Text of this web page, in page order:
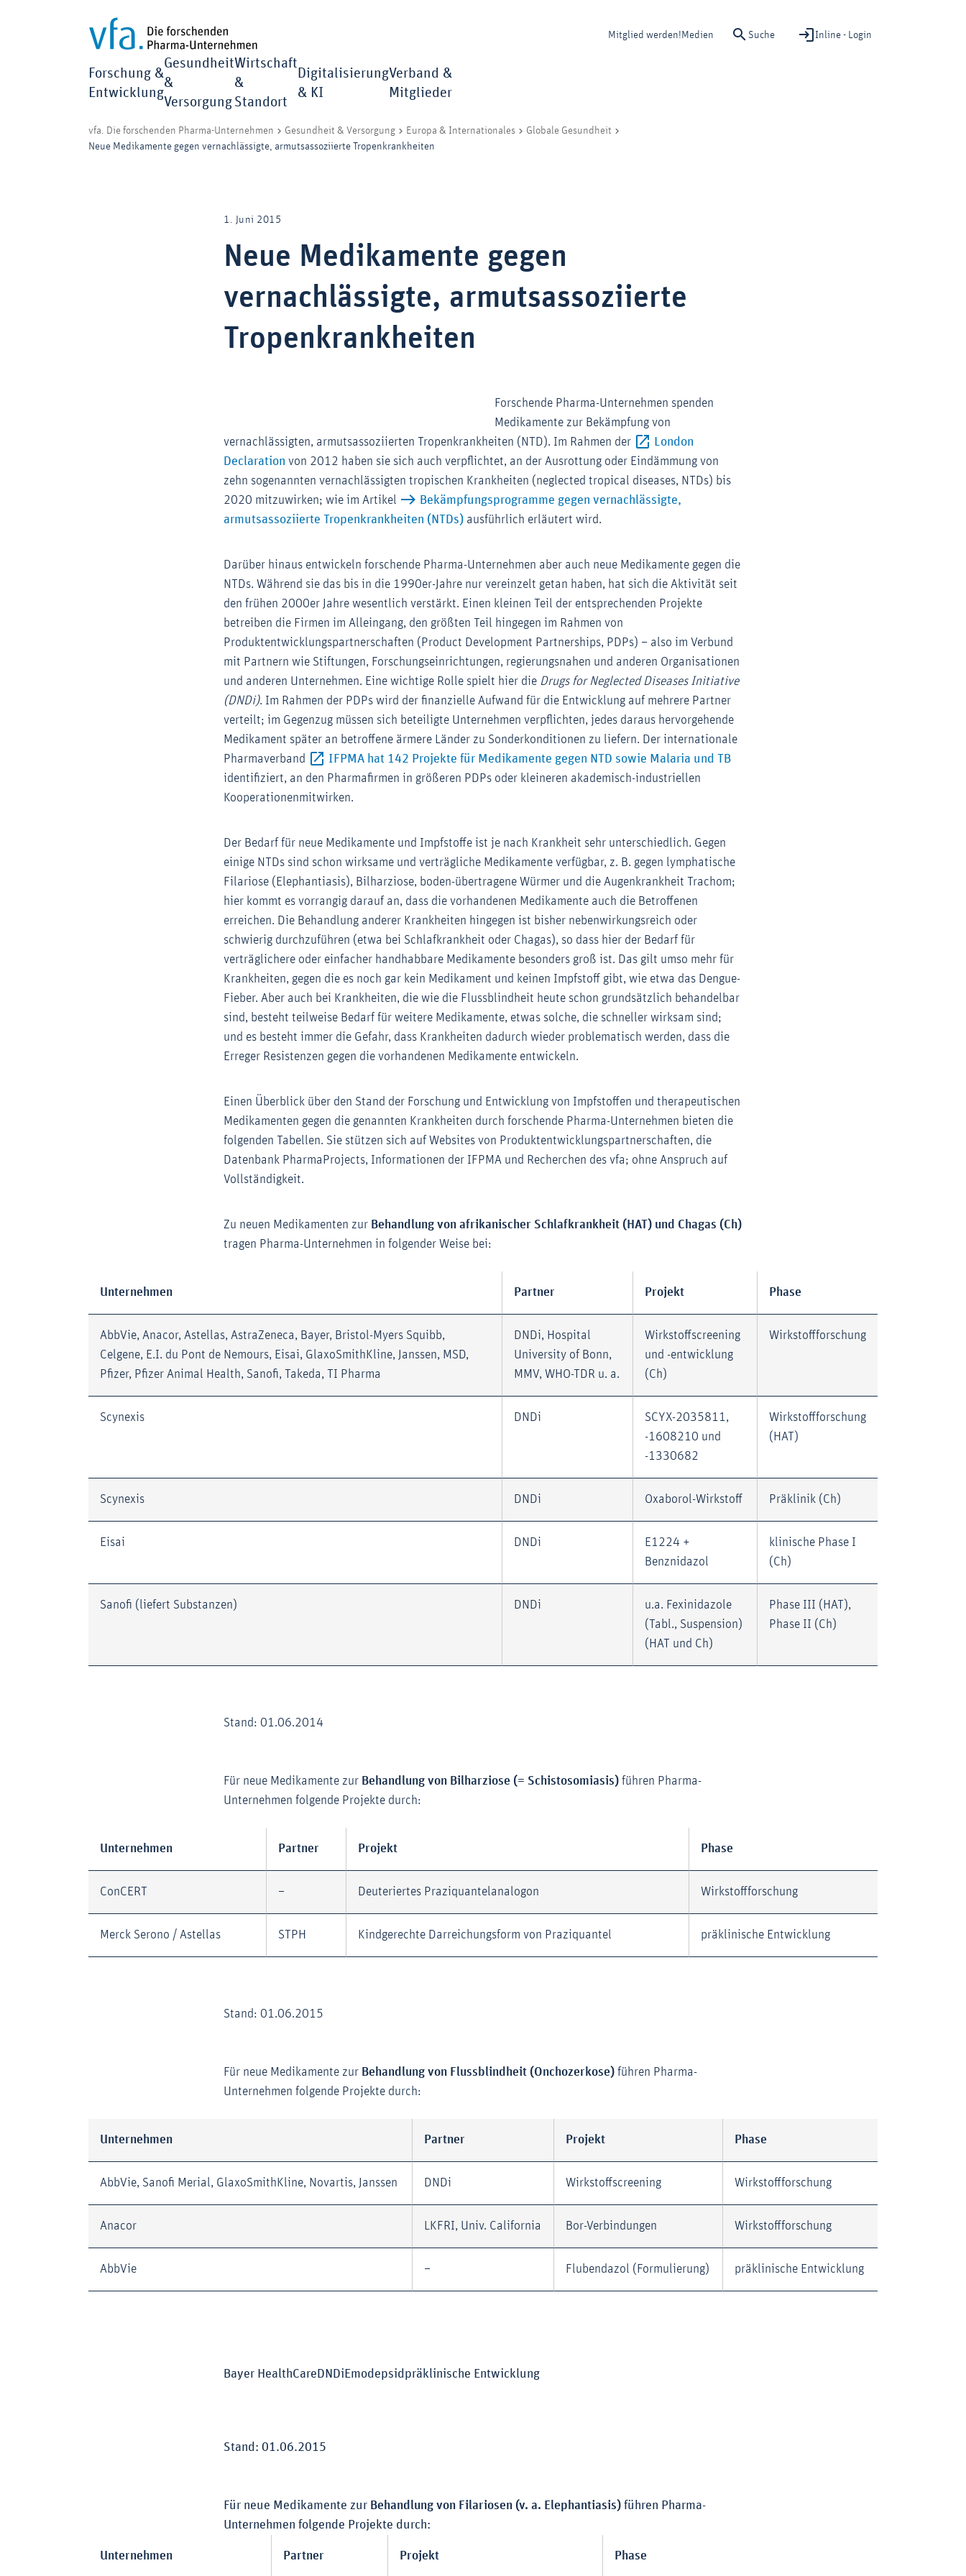
Mitglied werden! Medien Suche Inline - Login
Forschung &
Entwicklung
Gesundheit
&
Versorgung
Wirtschaft
&
Standort
Digitalisierung
& KI
Verband &
Mitglieder
vfa. Die forschenden Pharma-Unternehmen Gesundheit & Versorgung Europa & Internationales
Globale Gesundheit
Neue Medikamente gegen vernachlässigte, armutsassoziierte Tropenkrankheiten
1. Juni 2015
Neue Medikamente gegen
vernachlässigte, armutsassoziierte
Tropenkrankheiten
Forschende Pharma-Unternehmen spenden
Medikamente zur Bekämpfung von
vernachlässigten, armutsassoziierten Tropenkrankheiten (NTD). Im Rahmen der
London
Declaration Externer-Link (Öffnet im neuen Fenster)
von 2012 haben sie sich auch verpflichtet, an der Ausrottung oder Eindämmung von
zehn sogenannten vernachlässigten tropischen Krankheiten (neglected tropical diseases, NTDs) bis
2020 mitzuwirken; wie im Artikel
Bekämpfungsprogramme gegen vernachlässigte,
armutsassoziierte Tropenkrankheiten (NTDs) ausführlich erläutert wird.
Darüber hinaus entwickeln forschende Pharma-Unternehmen aber auch neue Medikamente gegen die
NTDs. Während sie das bis in die 1990er-Jahre nur vereinzelt getan haben, hat sich die Aktivität seit
den frühen 2000er Jahre wesentlich verstärkt. Einen kleinen Teil der entsprechenden Projekte
betreiben die Firmen im Alleingang, den größten Teil hingegen im Rahmen von
Produkt­entwicklungspartnerschaften (Product Development Partnerships, PDPs) – also im Verbund
mit Partnern wie Stiftungen, Forschungseinrichtungen, regierungsnahen und anderen Organisationen
und anderen Unternehmen. Eine wichtige Rolle spielt hier die Drugs for Neglected Diseases Initiative
(DNDi). Im Rahmen der PDPs wird der finanzielle Aufwand für die Entwicklung auf mehrere Partner
verteilt; im Gegenzug müssen sich beteiligte Unternehmen verpflichten, jedes daraus hervorgehende
Medikament später an betroffene ärmere Länder zu Sonderkonditionen zu liefern. Der internationale
Pharmaverband
IFPMA hat 142 Projekte für Medikamente gegen NTD sowie Malaria und TBExterner-Link (Öffnet im neuen Fenster)
identifiziert, an den Pharmafirmen in größeren PDPs oder kleineren akademisch-industriellen
Kooperationenmitwirken.
Der Bedarf für neue Medikamente und Impfstoffe ist je nach Krankheit sehr unterschiedlich. Gegen
einige NTDs sind schon wirksame und verträgliche Medikamente verfügbar, z. B. gegen lymphatische
Filariose (Elephantiasis), Bilharziose, boden-übertragene Würmer und die Augenkrankheit Trachom;
hier kommt es vorrangig darauf an, dass die vorhandenen Medikamente auch die Betroffenen
erreichen. Die Behandlung anderer Krankheiten hingegen ist bisher nebenwirkungsreich oder
schwierig durchzuführen (etwa bei Schlafkrankheit oder Chagas), so dass hier der Bedarf für
verträglichere oder einfacher handhabbare Medikamente besonders groß ist. Das gilt umso mehr für
Krankheiten, gegen die es noch gar kein Medikament und keinen Impfstoff gibt, wie etwa das Dengue-
Fieber. Aber auch bei Krankheiten, die wie die Flussblindheit heute schon grundsätzlich behandelbar
sind, besteht teilweise Bedarf für weitere Medikamente, etwas solche, die schneller wirksam sind;
und es besteht immer die Gefahr, dass Krankheiten dadurch wieder problematisch werden, dass die
Erreger Resistenzen gegen die vorhandenen Medikamente entwickeln.
Einen Überblick über den Stand der Forschung und Entwicklung von Impfstoffen und therapeutischen
Medikamenten gegen die genannten Krankheiten durch forschende Pharma-Unternehmen bieten die
folgenden Tabellen. Sie stützen sich auf Websites von Produktentwicklungspartnerschaften, die
Datenbank PharmaProjects, Informationen der IFPMA und Recherchen des vfa; ohne Anspruch auf
Vollständigkeit.
Zu neuen Medikamenten zur Behandlung von afrikanischer Schlafkrankheit (HAT) und Chagas (Ch)
tragen Pharma-Unternehmen in folgender Weise bei:
Unternehmen Partner Projekt Phase
AbbVie, Anacor, Astellas, AstraZeneca, Bayer, Bristol-Myers Squibb,
Celgene, E.I. du Pont de Nemours, Eisai, GlaxoSmithKline, Janssen, MSD,
Pfizer, Pfizer Animal Health, Sanofi, Takeda, TI Pharma
DNDi, Hospital
University of Bonn,
MMV, WHO-TDR u. a.
Wirkstoffscreening
und -entwicklung
(Ch)
Wirkstoffforschung
Scynexis DNDi
SCYX-2035811,
-1608210 und
-1330682
Wirkstoffforschung
(HAT)
Scynexis DNDi Oxaborol-Wirkstoff Präklinik (Ch)
Eisai DNDi
E1224 +
Benznidazol
klinische Phase I
(Ch)
Sanofi (liefert Substanzen) DNDi
u.a. Fexinidazole
(Tabl., Suspension)
(HAT und Ch)
Phase III (HAT),
Phase II (Ch)
Stand: 01.06.2014
Für neue Medikamente zur Behandlung von Bilharziose (= Schistosomiasis) führen Pharma-
Unternehmen folgende Projekte durch:
Unternehmen Partner Projekt Phase
ConCERT – Deuteriertes Praziquantelanalogon Wirkstoffforschung
Merck Serono / Astellas STPH Kindgerechte Darreichungsform von Praziquantel präklinische Entwicklung
Stand: 01.06.2015
Für neue Medikamente zur Behandlung von Flussblindheit (Onchozerkose) führen Pharma-
Unternehmen folgende Projekte durch:
Unternehmen Partner Projekt Phase
AbbVie, Sanofi Merial, GlaxoSmithKline, Novartis, Janssen DNDi Wirkstoffscreening Wirkstoffforschung
Anacor LKFRI, Univ. California Bor-Verbindungen Wirkstoffforschung
AbbVie – Flubendazol (Formulierung) präklinische Entwicklung
Bayer HealthCareDNDiEmodepsidpräklinische Entwicklung
Stand: 01.06.2015
Für neue Medikamente zur Behandlung von Filariosen (v. a. Elephantiasis) führen Pharma-
Unternehmen folgende Projekte durch:
Unternehmen Partner Projekt Phase